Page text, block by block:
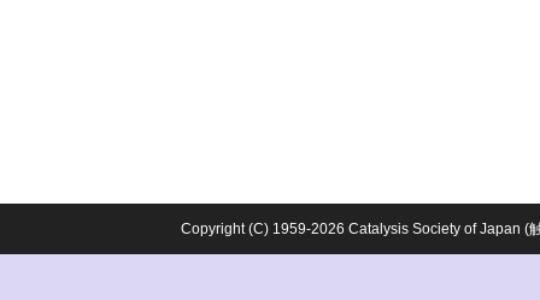
Copyright (C) 1959-2026 Catalysis Society of Japan (